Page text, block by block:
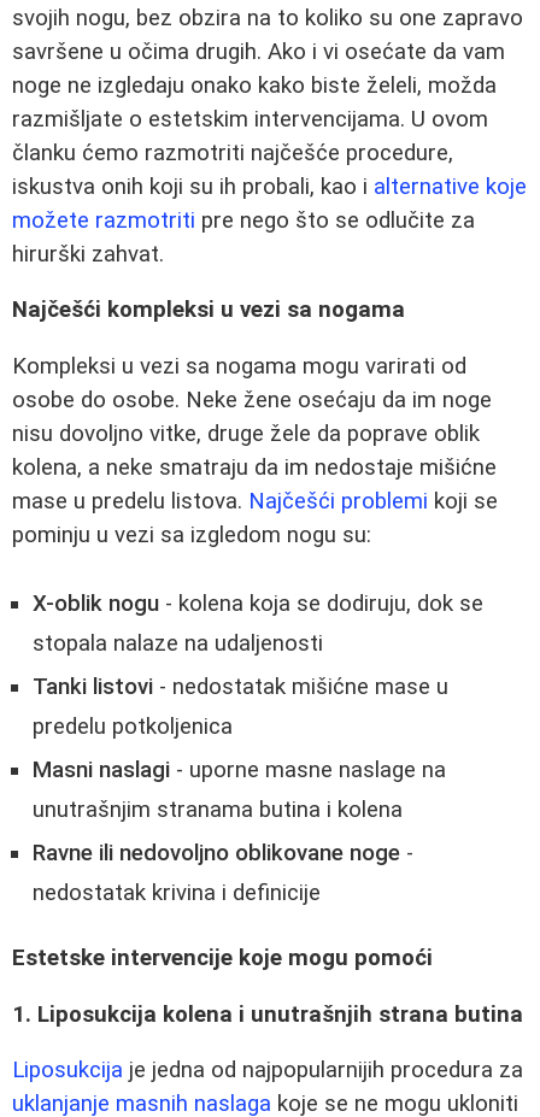
svojih nogu, bez obzira na to koliko su one zapravo
savršene u očima drugih. Ako i vi osećate da vam
noge ne izgledaju onako kako biste želeli, možda
razmišljate o estetskim intervencijama. U ovom
članku ćemo razmotriti najčešće procedure,
iskustva onih koji su ih probali, kao i alternative koje
možete razmotriti pre nego što se odlučite za
hirurški zahvat.
Najčešći kompleksi u vezi sa nogama
Kompleksi u vezi sa nogama mogu varirati od
osobe do osobe. Neke žene osećaju da im noge
nisu dovoljno vitke, druge žele da poprave oblik
kolena, a neke smatraju da im nedostaje mišićne
mase u predelu listova. Najčešći problemi koji se
pominju u vezi sa izgledom nogu su:
X-oblik nogu - kolena koja se dodiruju, dok se
stopala nalaze na udaljenosti
Tanki listovi - nedostatak mišićne mase u
predelu potkoljenica
Masni naslagi - uporne masne naslage na
unutrašnjim stranama butina i kolena
Ravne ili nedovoljno oblikovane noge -
nedostatak krivina i definicije
Estetske intervencije koje mogu pomoći
1. Liposukcija kolena i unutrašnjih strana butina
Liposukcija je jedna od najpopularnijih procedura za
uklanjanje masnih naslaga koje se ne mogu ukloniti